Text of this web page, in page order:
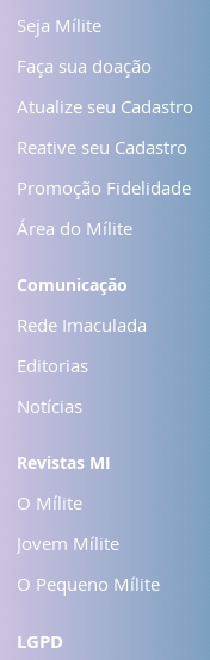
Seja Mílite
Faça sua doação
Atualize seu Cadastro
Reative seu Cadastro
Promoção Fidelidade
Área do Mílite
Comunicação
Rede Imaculada
Editorias
Notícias
Revistas MI
O Mílite
Jovem Mílite
O Pequeno Mílite
LGPD